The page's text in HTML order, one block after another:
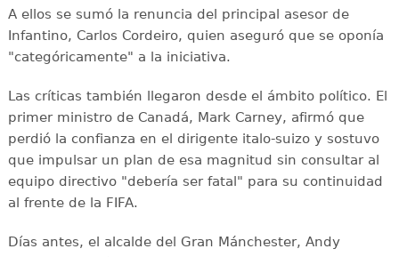
A ellos se sumó la renuncia del principal asesor de
Infantino, Carlos Cordeiro, quien aseguró que se oponía
"categóricamente" a la iniciativa.
Las críticas también llegaron desde el ámbito político. El
primer ministro de Canadá, Mark Carney, afirmó que
perdió la confianza en el dirigente italo-suizo y sostuvo
que impulsar un plan de esa magnitud sin consultar al
equipo directivo "debería ser fatal" para su continuidad
al frente de la FIFA.
Días antes, el alcalde del Gran Mánchester, Andy